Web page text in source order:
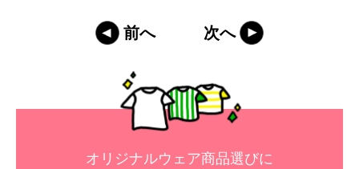
前へ 次へ
オリジナルウェア商品選びに